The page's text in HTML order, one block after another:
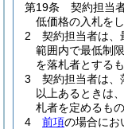
第19条
契約担当
低価格の入札を
2
契約担当者は、
範囲内で最低制
を落札者とする
3
契約担当者は、
以上あるときは
札者を定めるもの
4
前項の場合にお